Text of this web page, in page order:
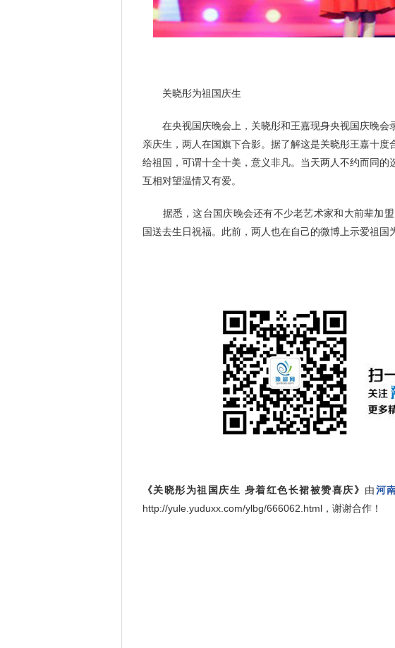
关晓彤为​祖国庆生
在央视国庆晚会上，关晓彤和王嘉现身央视国庆晚会
亲庆生，两人在国旗下合影。据了解这是关晓彤王嘉十
给祖国，可谓十全十美，意义非凡。当天两人不约而同的
互相对望温情又有爱。
据悉，这台国庆晚会还有不少老艺术家和大前辈加盟
国送去生日祝福。此前，两人也在自己的微博上示爱祖国
《关晓彤为祖国庆生 身着红色长裙被赞喜庆》 由河
http://yule.yuduxx.com/ylbg/666062.html，谢谢合作！